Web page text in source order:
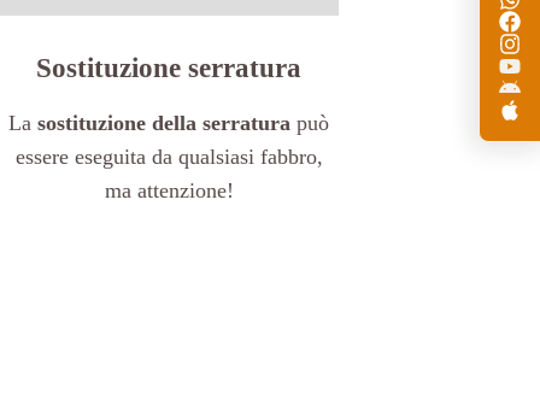
Sostituzione serratura
Lasostituzione della serraturapuò
essere eseguita da qualsiasi fabbro,
ma attenzione!